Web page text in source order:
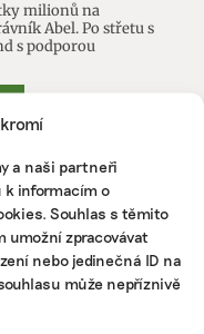
a naši partneři
informacím o
Souhlas s těmito
zpracovávat
nebo jedinečná ID na
může nepříznivě
milionů na
Abel. Po střetu s
s podporou
nám prsty,
problémy s
utáhne